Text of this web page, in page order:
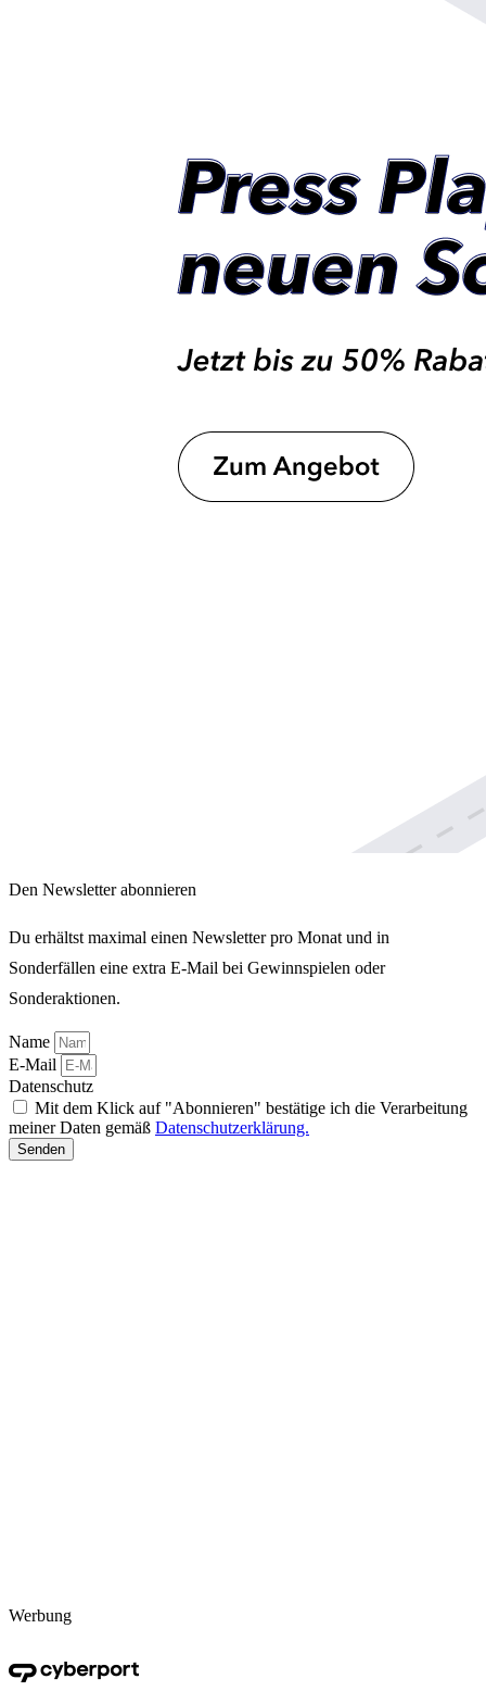
Den Newsletter abonnieren
Du erhältst maximal einen Newsletter pro Monat und in
Sonderfällen eine extra E-Mail bei Gewinnspielen oder
Sonderaktionen.
Name
E-Mail
Datenschutz
Mit dem Klick auf "Abonnieren" bestätige ich die Verarbeitung
meiner Daten gemäß Datenschutzerklärung.
Senden
Werbung